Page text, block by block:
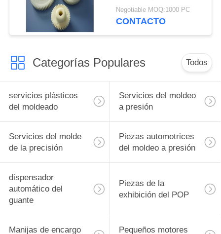
POM de 100m m,
servicios del moldeo a
Negotiable MOQ:1000 PC
CONTACTO
Categorías Populares Todos
servicios plásticos
del moldeado
Servicios del moldeo
a presión
Servicios del molde
de la precisión
Piezas automotrices
del moldeo a presión
dispensador
automático del
guante
Piezas de la
exhibición del POP
Manijas de encargo Pequeños motores